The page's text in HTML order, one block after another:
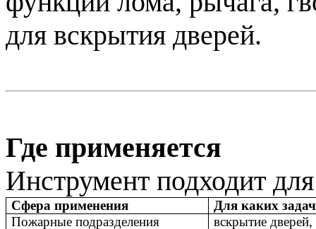
для вскрытия дверей.
Где применяется
Инструмент подходит
Сфера применения
Для каких
Пожарные подразделения
вскрытие